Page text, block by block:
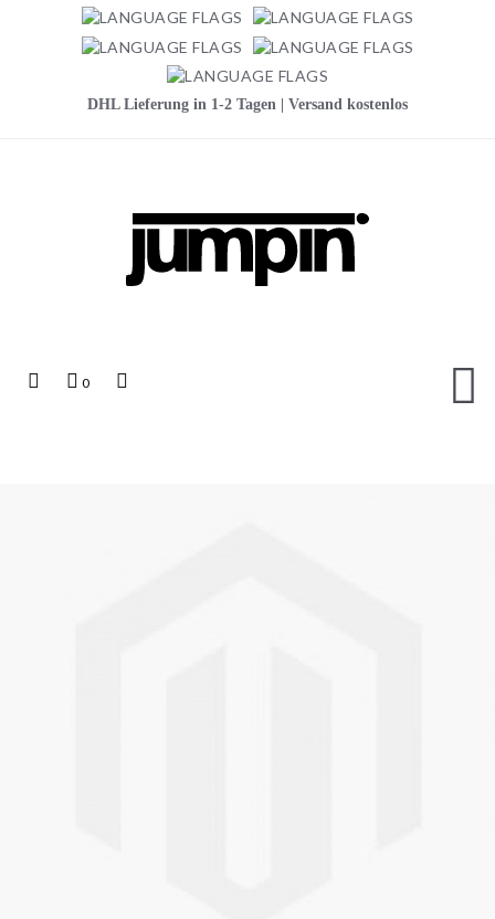
DHL Lieferung in 1-2 Tagen | Versand kostenlos
Mein
0